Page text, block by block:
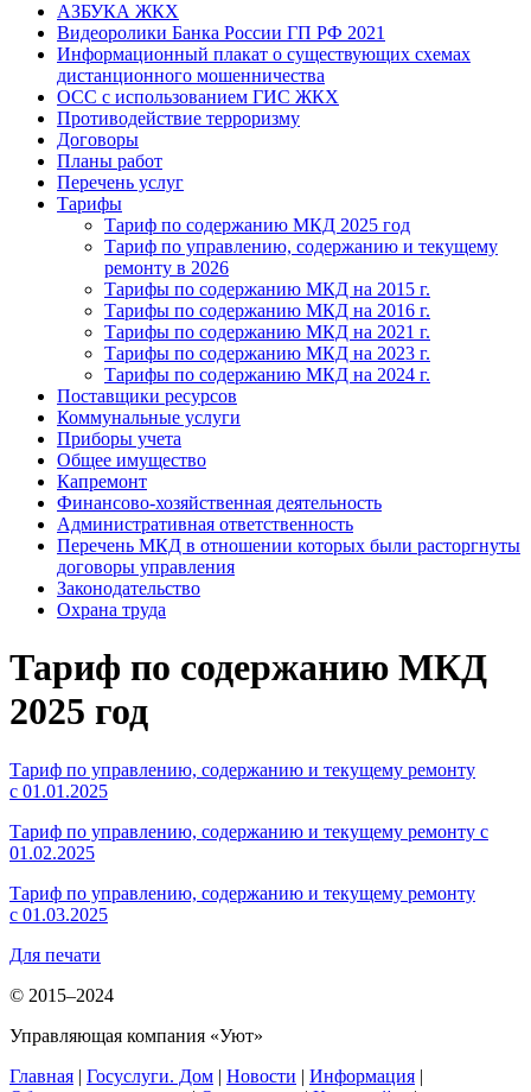
АЗБУКА ЖКХ
Видеоролики Банка России ГП РФ 2021
Информационный плакат о существующих схемах
дистанционного мошенничества
ОСС с использованием ГИС ЖКХ
Противодействие терроризму
Договоры
Планы работ
Перечень услуг
Тарифы
Тариф по содержанию МКД 2025 год
Тариф по управлению, содержанию и текущему
ремонту в 2026
Тарифы по содержанию МКД на 2015 г.
Тарифы по содержанию МКД на 2016 г.
Тарифы по содержанию МКД на 2021 г.
Тарифы по содержанию МКД на 2023 г.
Тарифы по содержанию МКД на 2024 г.
Поставщики ресурсов
Коммунальные услуги
Приборы учета
Общее имущество
Капремонт
Финансово-хозяйственная деятельность
Административная ответственность
Перечень МКД в отношении которых были расторгнуты
договоры управления
Законодательство
Охрана труда
Тариф по содержанию МКД
2025 год
Тариф по управлению, содержанию и текущему ремонту
с 01.01.2025
Тариф по управлению, содержанию и текущему ремонту с
01.02.2025
Тариф по управлению, содержанию и текущему ремонту
с 01.03.2025
Для печати
© 2015–2024
Управляющая компания «Уют»
Главная | Госуслуги. Дом | Новости | Информация |